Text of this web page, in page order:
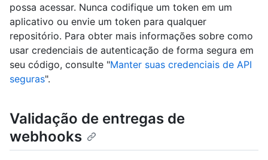
possa acessar. Nunca codifique um token em um
aplicativo ou envie um token para qualquer
repositório. Para obter mais informações sobre como
usar credenciais de autenticação de forma segura em
seu código, consulte "Manter suas credenciais de API
seguras".
Validação de entregas de
webhooks